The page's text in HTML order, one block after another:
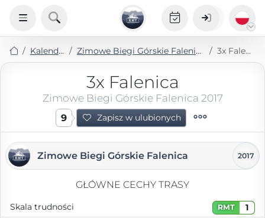
Kalendarz Zimowe Biegi Górskie Falenica 2017 3x Falenica
3x Falenica
Zimowe Biegi Górskie Falenica 2017
9 Zapisz w ulubionych
Zimowe Biegi Górskie Falenica 2017
GŁÓWNE CECHY TRASY
Skala trudności RMT
1